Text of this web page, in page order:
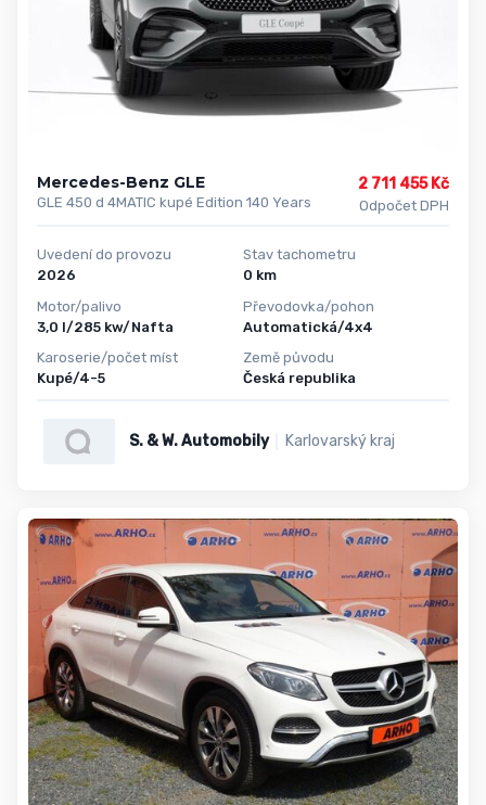
Mercedes-Benz GLE
GLE 450 d 4MATIC kupé Edition 140 Years
2 711 455 Kč
Odpočet DPH
Uvedení do provozu
2026
Motor/palivo
3,0 l/285 kw/Nafta
Karoserie/počet míst
Kupé/4-5
Stav tachometru
0 km
Převodovka/pohon
Automatická/4x4
Země původu
Česká republika
S. & W. Automobily Karlovarský kraj